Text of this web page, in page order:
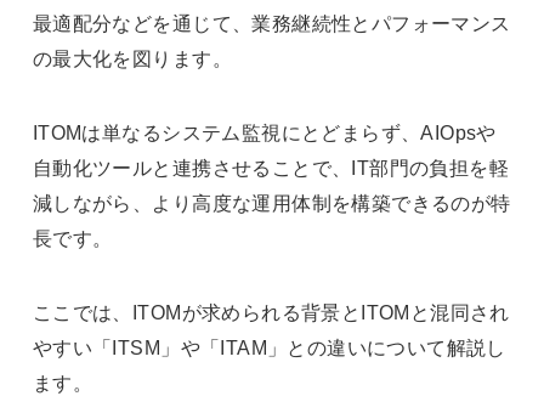
最適配分などを通じて、業務継続性とパフォーマンス
の最大化を図ります。
ITOMは単なるシステム監視にとどまらず、AIOpsや
自動化ツールと連携させることで、IT部門の負担を軽
減しながら、より高度な運用体制を構築できるのが特
長です。
ここでは、ITOMが求められる背景とITOMと混同され
やすい「ITSM」や「ITAM」との違いについて解説し
ます。